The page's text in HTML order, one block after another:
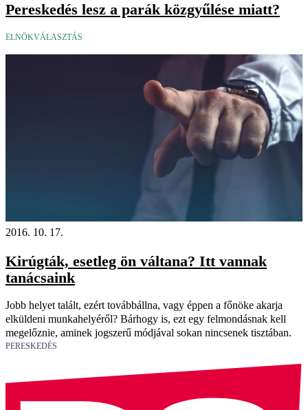
Pereskedés lesz a parák közgyűlése miatt?
ELNÖKVÁLASZTÁS
2016. 10. 17.
Kirúgták, esetleg ön váltana? Itt vannak
tanácsaink
Jobb helyet talált, ezért továbbállna, vagy éppen a főnöke akarja
elküldeni munkahelyéről? Bárhogy is, ezt egy felmondásnak kell
megelőznie, aminek jogszerű módjával sokan nincsenek tisztában.
PERESKEDÉS